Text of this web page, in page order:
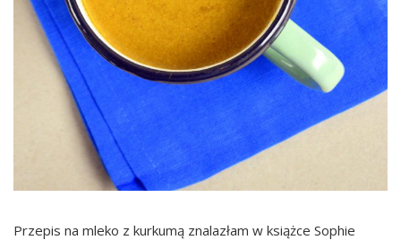
Przepis na mleko z kurkumą znalazłam w książce Sophie